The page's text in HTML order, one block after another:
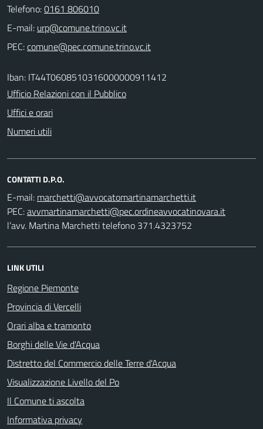
Telefono:0161 806010
E-mail:
PEC:
Iban: IT44T0608510316000000911412
Ufficio Relazioni con il Pubblico
Uffici e orari
Numeri utili
CONTATTI D.P.O.
E-mail:
PEC:
l’avv. Martina Marchetti telefono 371.4323752
LINK UTILI
Regione Piemonte
Provincia di Vercelli
Orari alba e tramonto
Borghi delle Vie d'Acqua
Distretto del Commercio delle Terre d'Acqua
Visualizzazione Livello del Po
Il Comune ti ascolta
Informativa privacy